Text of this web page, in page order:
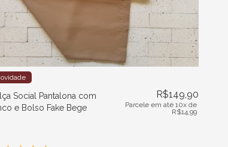
Social Pantalona com
e Bolso Fake Bege
R$149,90
Parcele em até 10x de
R$14,99